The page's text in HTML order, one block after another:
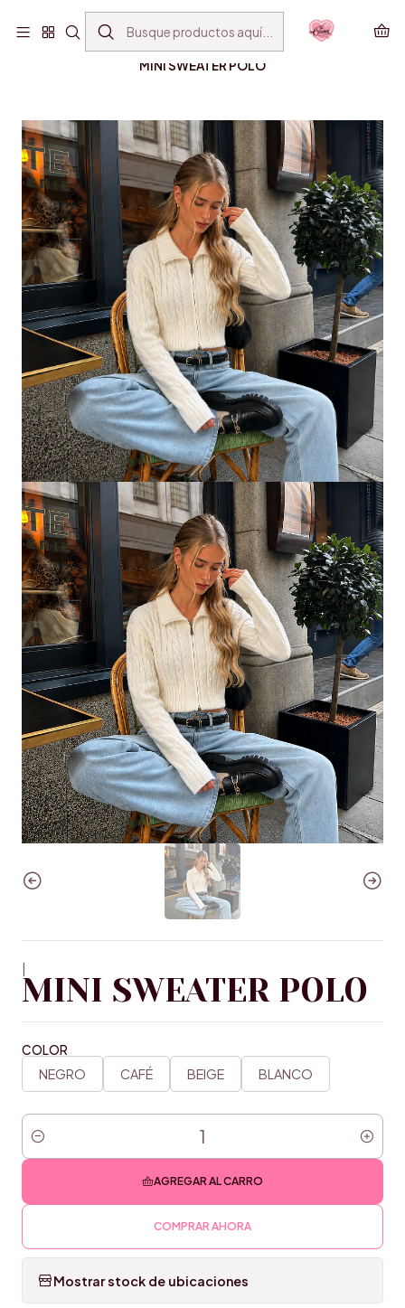
ENVÍO GRATIS SANTIAGO(*) POR COMPRAS SOBRE$39.990
Inicio VESTUARIO CHAQUETAS Y SWEATERS
MINI SWEATER POLO
MINI SWEATER POLO
COLOR
NEGRO CAFÉ BEIGE BLANCO
Cantidad
AGREGAR AL CARRO
COMPRAR AHORA
Mostrar stock de ubicaciones